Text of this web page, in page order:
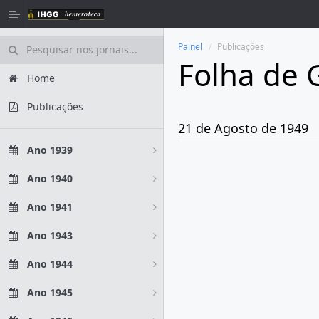
Home
Publicações
Ano 1939
Ano 1940
Ano 1941
Ano 1943
Ano 1944
Ano 1945
Painel Publicações
Folha de
21 de Agosto de 1949